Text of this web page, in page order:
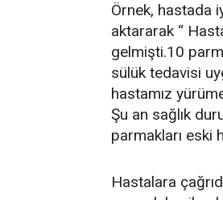
Örnek, hastada
aktararak “
gelmişti.10
sülük tedavisi
hastamız
Şu an sağlık
parmakları eski
Hastalara